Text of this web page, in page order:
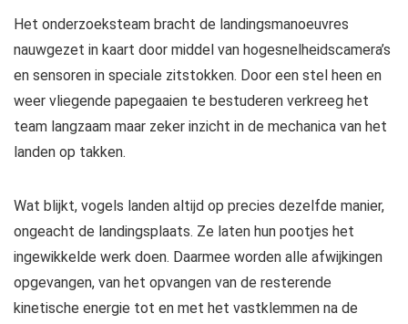
Het onderzoeksteam bracht de landingsmanoeuvres
nauwgezet in kaart door middel van hogesnelheidscamera’s
en sensoren in speciale zitstokken. Door een stel heen en
weer vliegende papegaaien te bestuderen verkreeg het
team langzaam maar zeker inzicht in de mechanica van het
landen op takken.
Wat blijkt, vogels landen altijd op precies dezelfde manier,
ongeacht de landingsplaats. Ze laten hun pootjes het
ingewikkelde werk doen. Daarmee worden alle afwijkingen
opgevangen, van het opvangen van de resterende
kinetische energie tot en met het vastklemmen na de